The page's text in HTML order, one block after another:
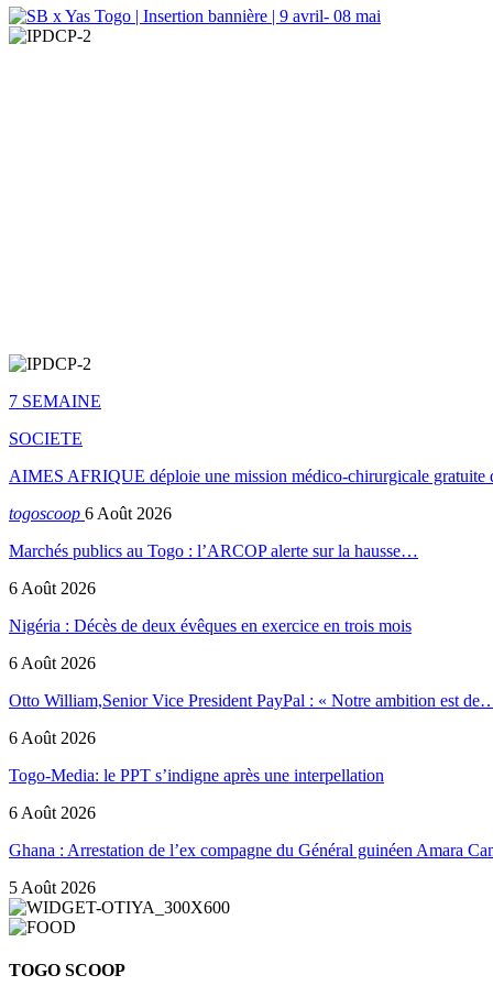
7 SEMAINE
SOCIETE
AIMES AFRIQUE déploie une mission médico-chirurgicale gratuite
togoscoop 6 Août 2026
Marchés publics au Togo : l’ARCOP alerte sur la hausse…
6 Août 2026
Nigéria : Décès de deux évêques en exercice en trois mois
6 Août 2026
Otto William,Senior Vice President PayPal : « Notre ambition est
6 Août 2026
Togo-Media: le PPT s’indigne après une interpellation
6 Août 2026
Ghana : Arrestation de l’ex compagne du Général guinéen Amara
5 Août 2026
TOGO SCOOP